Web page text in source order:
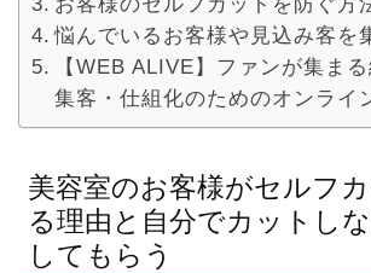
悩んでいるお客様や見込み客を
【WEB ALIVE】ファンが集ま
集客・仕組化のためのオンライ
美容室のお客様がセルフ
る理由と自分でカットし
してもらう